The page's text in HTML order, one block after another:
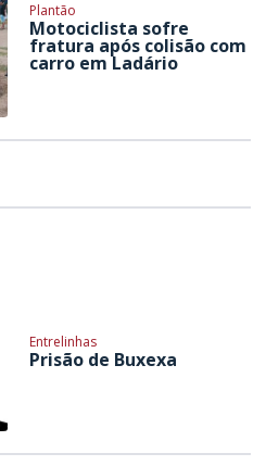
Plantão
Motociclista sofre
fratura após colisão com
carro em Ladário
Entrelinhas
Prisão de Buxexa